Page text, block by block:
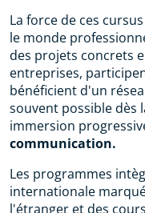
La force de ces
le monde
des projets concrets
entreprises,
bénéficient d'un
souvent possible dès
immersion
communication.
Les programmes
internationale
l'étranger et des